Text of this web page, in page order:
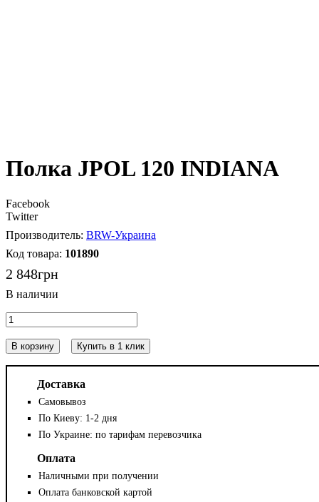
Полка JPOL 120 INDIANA
Facebook
Twitter
BRW-Украина
101890
2 848грн
В корзину Купить в 1 клик
Доставка
Самовывоз
По Киеву: 1-2 дня
По Украине: по тарифам перевозчика
Оплата
Наличными при получении
Оплата банковской картой